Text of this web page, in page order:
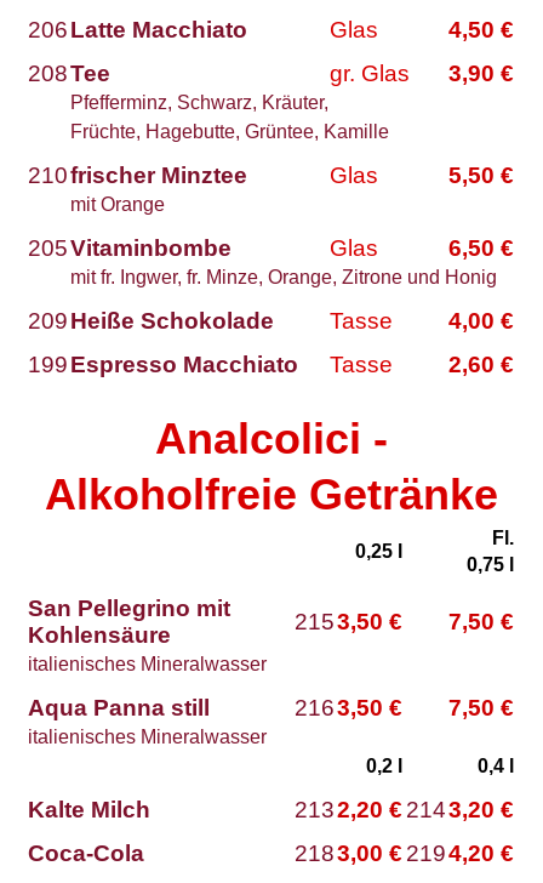
206Latte Macchiato Glas 4,50 €
208Tee gr. Glas 3,90 €
Pfefferminz, Schwarz, Kräuter,
Früchte, Hagebutte, Grüntee, Kamille
210frischer Minztee Glas 5,50 €
mit Orange
205Vitaminbombe Glas 6,50 €
mit fr. Ingwer, fr. Minze, Orange, Zitrone und Honig
209Heiße Schokolade Tasse 4,00 €
199Espresso Macchiato Tasse 2,60 €
Analcolici -
Alkoholfreie Getränke
0,25
Fl.
0,75
San Pellegrino mit
Kohlensäure
2153,50 € 7,50 €
italienisches Mineralwasser
Aqua Panna still 2163,50 € 7,50 €
italienisches Mineralwasser
0,2
0,4
Kalte Milch 2132,20 € 2143,20 €
Coca-Cola
2183,00 € 2194,20 €